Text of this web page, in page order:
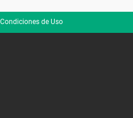
de Uso